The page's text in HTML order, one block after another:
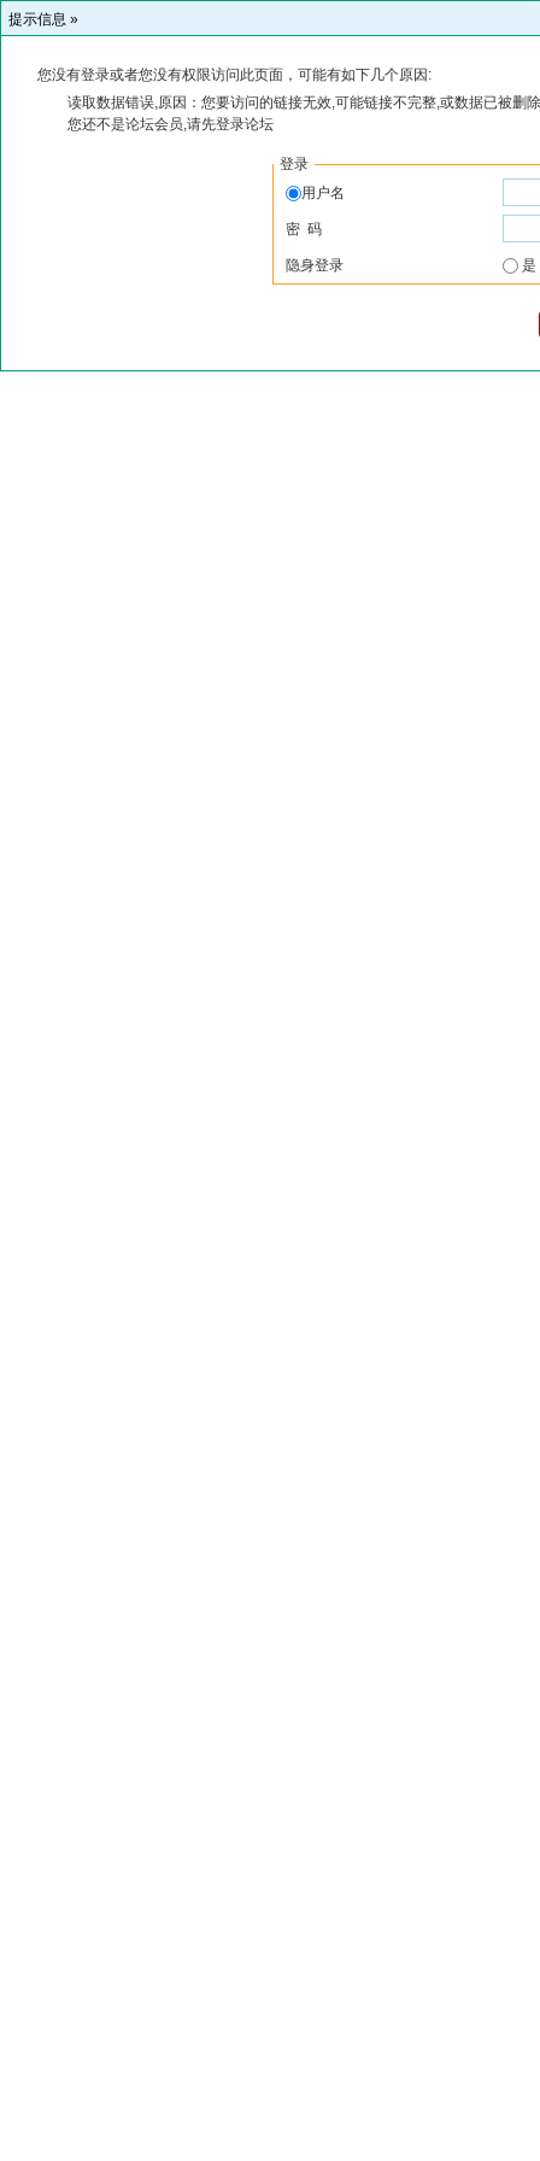
提示信息 »
您没有登录或者您没有权限访问此页面，可能有如下几个原因:
读取数据错误,原因：您要访问的链接无效,可能链接不完整,或数据已被删
您还不是论坛会员,请先登录论坛
登录
用户名
密 码
隐身登录